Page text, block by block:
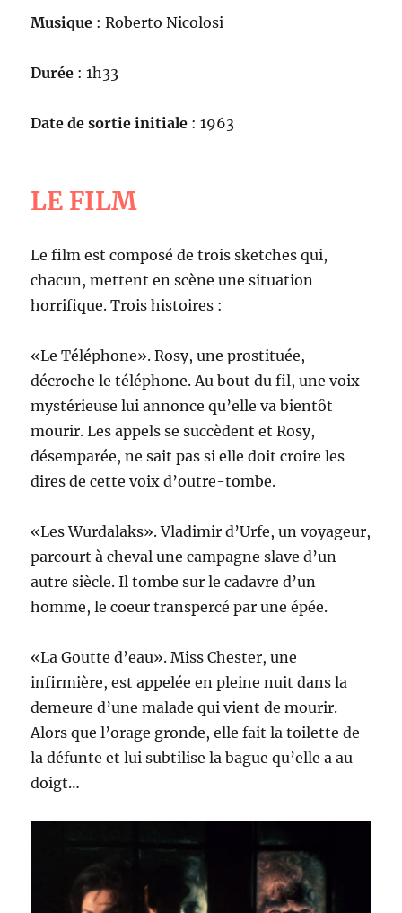
Musique : Roberto Nicolosi
Durée : 1h33
Date de sortie initiale : 1963
LE FILM
Le film est composé de trois sketches qui,
chacun, mettent en scène une situation
horrifique. Trois histoires :
«Le Téléphone». Rosy, une prostituée,
décroche le téléphone. Au bout du fil, une voix
mystérieuse lui annonce qu’elle va bientôt
mourir. Les appels se succèdent et Rosy,
désemparée, ne sait pas si elle doit croire les
dires de cette voix d’outre-tombe.
«Les Wurdalaks». Vladimir d’Urfe, un voyageur,
parcourt à cheval une campagne slave d’un
autre siècle. Il tombe sur le cadavre d’un
homme, le coeur transpercé par une épée.
«La Goutte d’eau». Miss Chester, une
infirmière, est appelée en pleine nuit dans la
demeure d’une malade qui vient de mourir.
Alors que l’orage gronde, elle fait la toilette de
la défunte et lui subtilise la bague qu’elle a au
doigt…